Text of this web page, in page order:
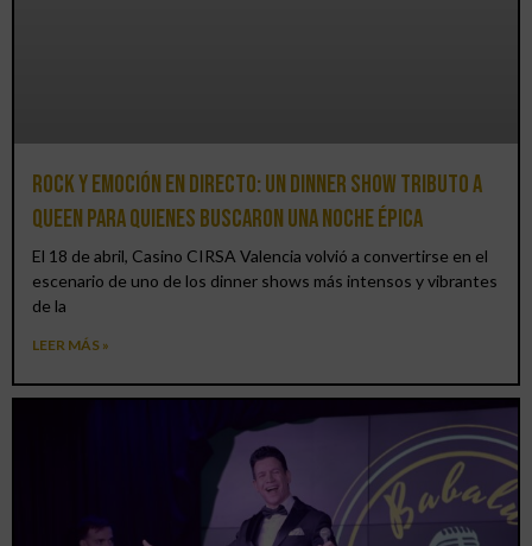
Rock y emoción en directo: un Dinner Show Tributo a
Queen para quienes buscaron una noche épica
El 18 de abril, Casino CIRSA Valencia volvió a convertirse en el
escenario de uno de los dinner shows más intensos y vibrantes
de la
LEER MÁS »